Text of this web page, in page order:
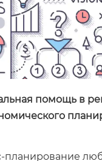
помощь в
планирование